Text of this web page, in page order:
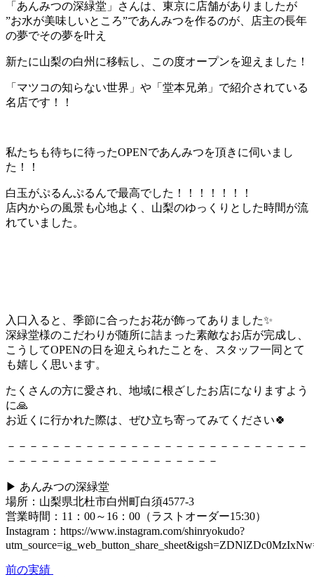
「あんみつの深緑堂」さんは、東京に店舗がありましたが
”お水が美味しいところ”であんみつを作るのが、店主の長年
の夢でその夢を叶え
新たに山梨の白州に移転し、この度オープンを迎えました！
「マツコの知らない世界」や「堂本兄弟」で紹介されている
名店です！！
私たちも待ちに待ったOPENであんみつを頂きに伺いまし
た！！
白玉がぷるんぷるんで最高でした！！！！！！！
店内からの風景も心地よく、山梨のゆっくりとした時間が流
れていました。
入口入ると、季節に合ったお花が飾ってありました✨
深緑堂様のこだわりが随所に詰まった素敵なお店が完成し、
こうしてOPENの日を迎えられたことを、スタッフ一同とて
も嬉しく思います。
たくさんの方に愛され、地域に根ざしたお店になりますよう
に🙏
お近くに行かれた際は、ぜひ立ち寄ってみてください🍀
－－－－－－－－－－－－－－－－－－－－－－－－－－－
－－－－－－－－－－－－－－－－－－－
▶ あんみつの深緑堂
場所：山梨県北杜市白州町白須4577-3
営業時間：11：00～16：00（ラストオーダー15:30）
Instagram：https://www.instagram.com/shinryokudo?
前の実績